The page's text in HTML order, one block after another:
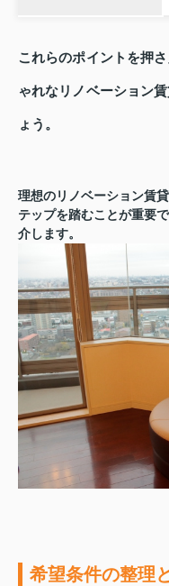
これらのポイントを押
ゃれなリノベーション
ょう。
理想のリノベーション賃
テップを踏むことが重要
介します。
希望条件の整理